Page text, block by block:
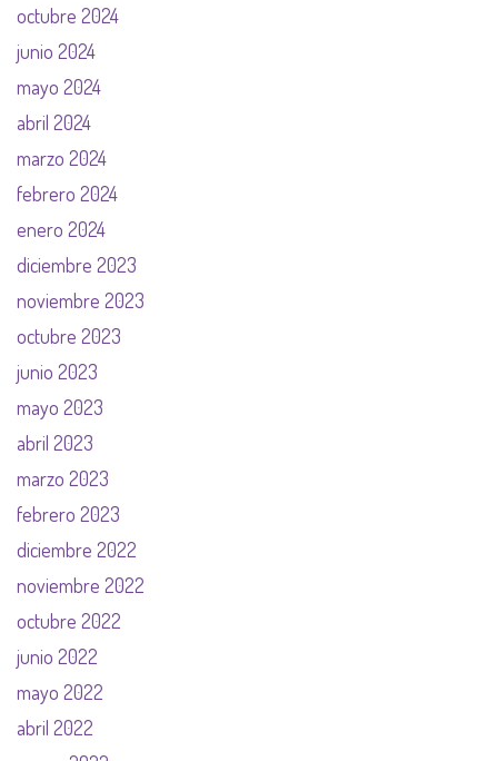
octubre 2024
junio 2024
mayo 2024
abril 2024
marzo 2024
febrero 2024
enero 2024
diciembre 2023
noviembre 2023
octubre 2023
junio 2023
mayo 2023
abril 2023
marzo 2023
febrero 2023
diciembre 2022
noviembre 2022
octubre 2022
junio 2022
mayo 2022
abril 2022